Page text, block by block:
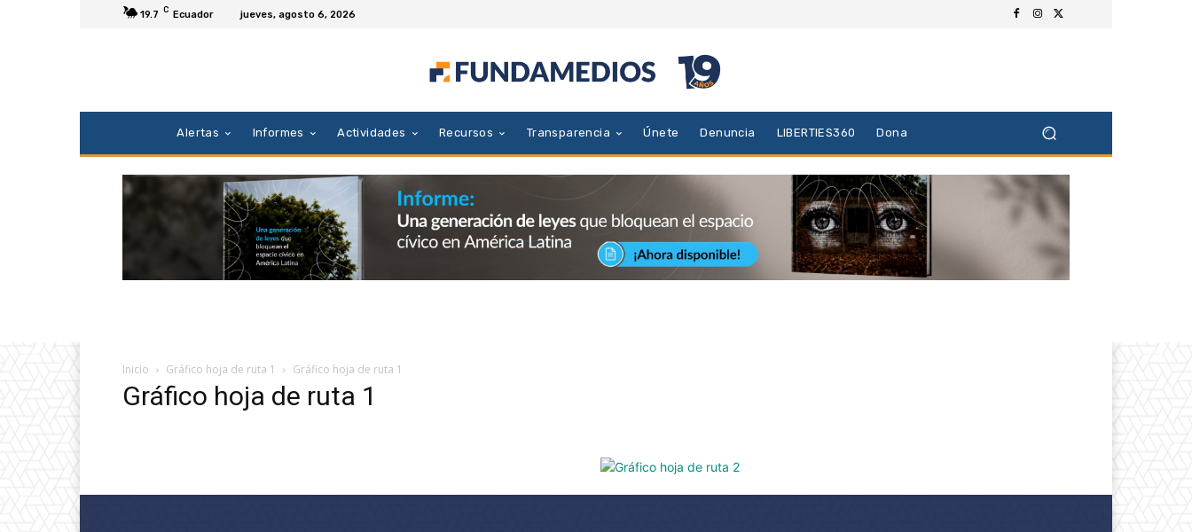
19.7 C Ecuador jueves, agosto 6, 2026
Alertas Informes Actividades Recursos Transparencia Únete Denuncia LIBERTIES360 Dona
Inicio Gráfico hoja de ruta 1 Gráfico hoja de ruta 1
Gráfico hoja de ruta 1